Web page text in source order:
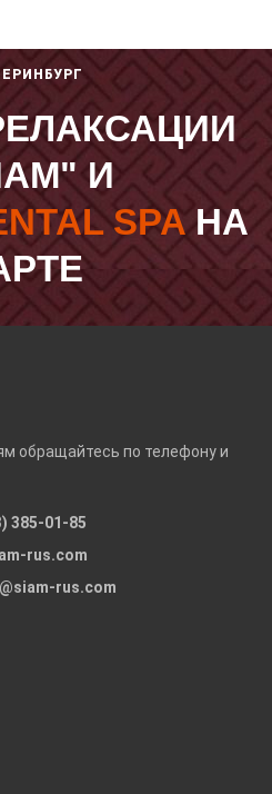
И
SPAНА
обращайтесь по телефону и
385-01-85
rus.com
rus.com